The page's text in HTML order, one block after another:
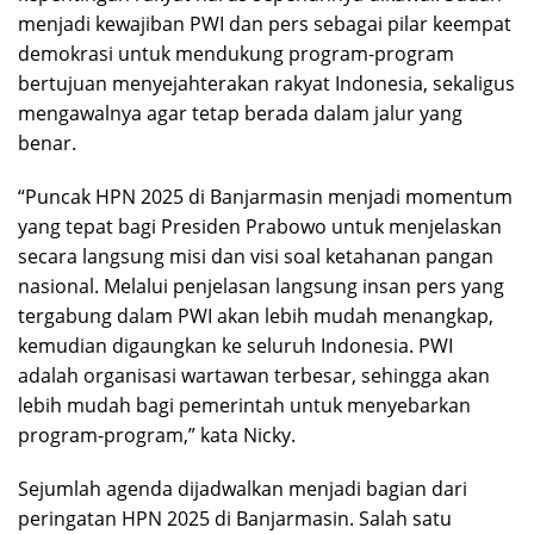
menjadi kewajiban PWI dan pers sebagai pilar keempat
demokrasi untuk mendukung program-program
bertujuan menyejahterakan rakyat Indonesia, sekaligus
mengawalnya agar tetap berada dalam jalur yang
benar.
“Puncak HPN 2025 di Banjarmasin menjadi momentum
yang tepat bagi Presiden Prabowo untuk menjelaskan
secara langsung misi dan visi soal ketahanan pangan
nasional. Melalui penjelasan langsung insan pers yang
tergabung dalam PWI akan lebih mudah menangkap,
kemudian digaungkan ke seluruh Indonesia. PWI
adalah organisasi wartawan terbesar, sehingga akan
lebih mudah bagi pemerintah untuk menyebarkan
program-program,” kata Nicky.
Sejumlah agenda dijadwalkan menjadi bagian dari
peringatan HPN 2025 di Banjarmasin. Salah satu